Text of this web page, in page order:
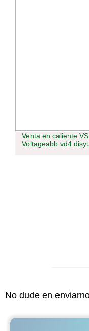
Venta en caliente
Voltageabb vd4
No dude en